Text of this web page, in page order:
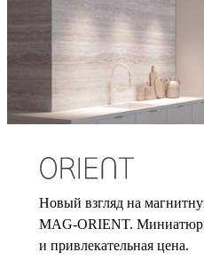
Новый взгляд на
MAG-ORIENT.
и привлекательная цена.